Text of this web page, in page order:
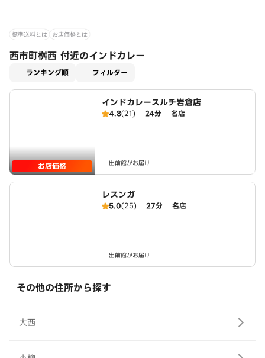
標準送料とは お店価格とは
西市町桝西 付近のインドカレー
ランキング順 フィルター
お店価格
インドカレースルチ岩倉店
4.8(21) 24分 名店
出前館がお届け
レスンガ
5.0(25) 27分 名店
出前館がお届け
その他の住所から探す
大西